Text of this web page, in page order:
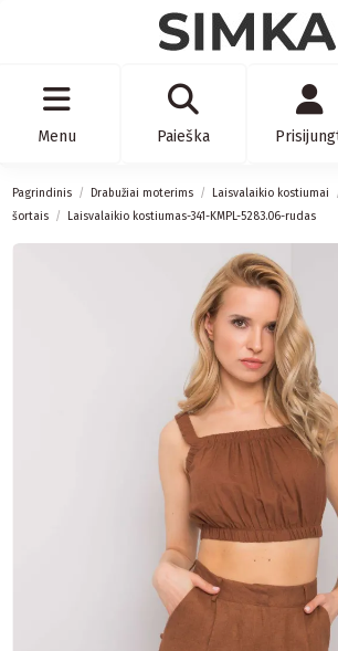
Menu Paieška
Pagrindinis Drabužiai moterims Laisvalaikio kostiumai
šortais
Laisvalaikio kostiumas-341-KMPL-5283.06-rudas